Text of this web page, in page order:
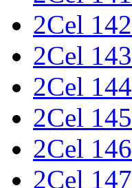
2Cel 142
2Cel 143
2Cel 144
2Cel 145
2Cel 146
2Cel 147